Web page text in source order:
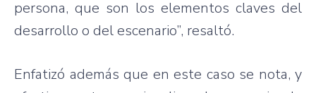
persona, que son los elementos claves del
desarrollo o del escenario”, resaltó.
Enfatizó además que en este caso se nota, y